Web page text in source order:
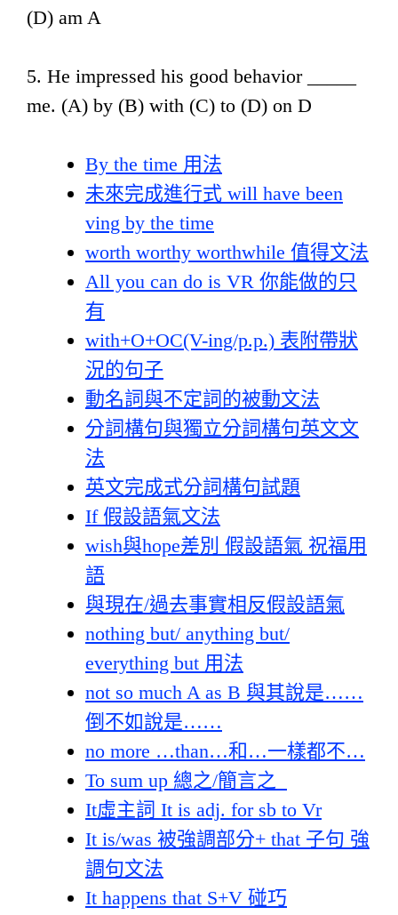
(D) am A
5. He impressed his good behavior _____
me. (A) by (B) with (C) to (D) on D
By the time 用法
未來完成進行式 will have been
ving by the time
worth worthy worthwhile 值得文法
All you can do is VR 你能做的只
有
with+O+OC(V-ing/p.p.) 表附帶狀
況的句子
動名詞與不定詞的被動文法
分詞構句與獨立分詞構句英文文
法
英文完成式分詞構句試題
If 假設語氣文法
wish與hope差別 假設語氣 祝福用
語
與現在/過去事實相反假設語氣
nothing but/ anything but/
everything but 用法
not so much A as B 與其說是……
倒不如說是……
no more …than…和…一樣都不…
To sum up 總之/簡言之
It虛主詞 It is adj. for sb to Vr
It is/was 被強調部分+ that 子句 強
調句文法
It happens that S+V 碰巧